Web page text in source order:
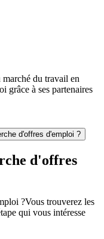
du travail en
grâce à ses partenaires
d'offres d'emploi ?
d'offres
?Vous trouverez les
qui vous intéresse